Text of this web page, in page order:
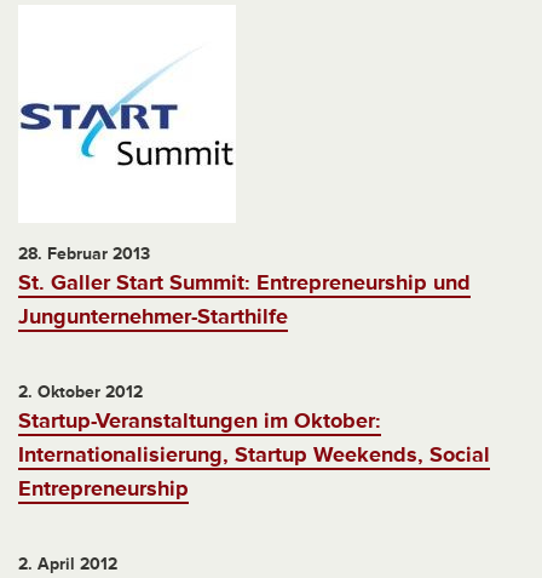
28. Februar 2013
St. Galler Start Summit: Entrepreneurship und
Jungunternehmer-Starthilfe
2. Oktober 2012
Startup-Veranstaltungen im Oktober:
Internationalisierung, Startup Weekends, Social
Entrepreneurship
2. April 2012